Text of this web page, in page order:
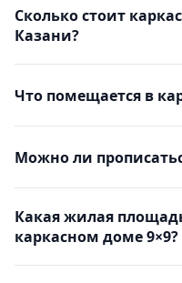
Сколько стоит
Казани?
Что помещается в
Можно ли
Какая жилая
каркасном доме 9×9?